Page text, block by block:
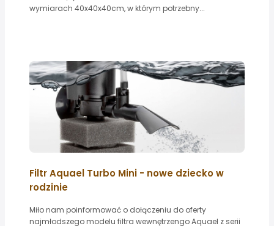
wymiarach 40x40x40cm, w którym potrzebny...
Filtr Aquael Turbo Mini - nowe dziecko w
rodzinie
Miło nam poinformować o dołączeniu do oferty
najmłodszego modelu filtra wewnętrzengo Aquael z serii